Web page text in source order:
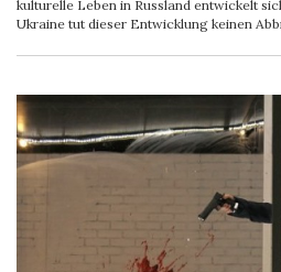
kulturelle Leben in Russland entwickelt
Ukraine tut dieser Entwicklung keinen